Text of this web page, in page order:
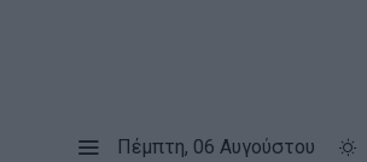
Πέμπτη, 06 Αυγούστου